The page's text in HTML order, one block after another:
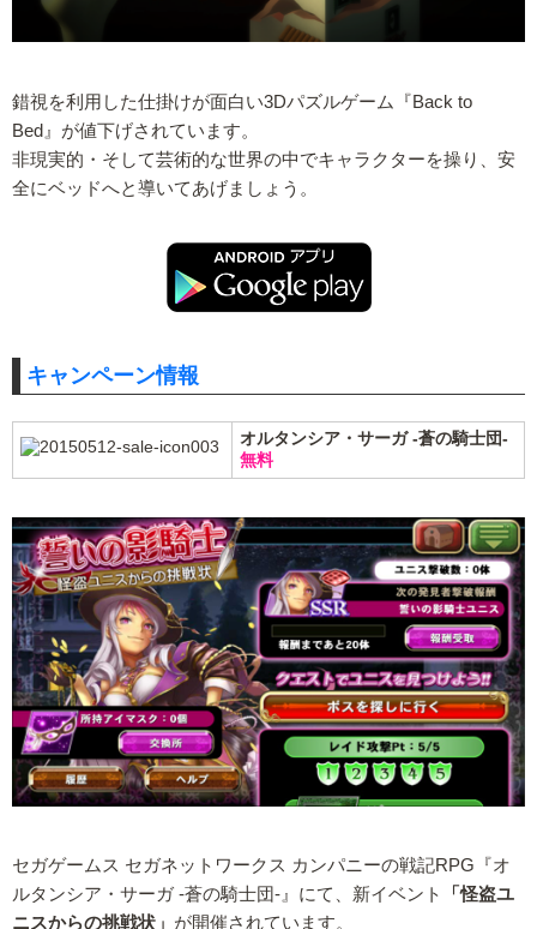
錯視を利用した仕掛けが面白い3Dパズルゲーム『Back to
Bed』が値下げされています。
非現実的・そして芸術的な世界の中でキャラクターを操り、安
全にベッドへと導いてあげましょう。
キャンペーン情報
オルタンシア・サーガ -蒼の騎士団-
無料
セガゲームス セガネットワークス カンパニーの戦記RPG『オ
ルタンシア・サーガ -蒼の騎士団-』にて、新イベント
「怪盗ユ
ニスからの挑戦状」 が開催されています。